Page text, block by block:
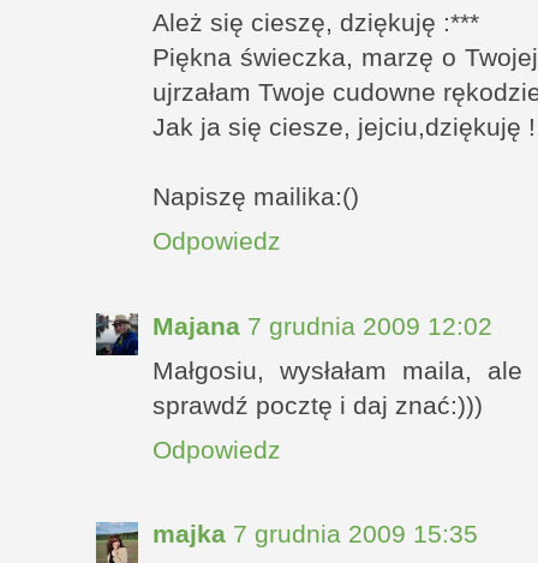
Ależ się cieszę, dziękuję :***
Piękna świeczka, marzę o
ujrzałam Twoje cudowne
Jak ja się ciesze, jejciu,dziękuję
Napiszę mailika:()
Odpowiedz
Majana 7 grudnia 2009 12:02
Małgosiu, wysłałam maila,
sprawdź pocztę i daj znać:)))
Odpowiedz
majka 7 grudnia 2009 15:35